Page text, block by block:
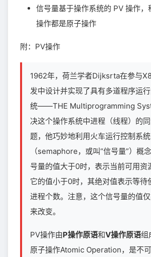
信号量基于操作系统的 PV 操作，
操作都是原子操作
附：PV操作
1962年，荷兰学者Dijksrta在参与
发中设计并实现了具有多道程序运
统——THE Multiprogramming
决这个操作系统中进程（线程）的
题，他巧妙地利用火车运行控制系统
（semaphore，或叫“信号量”）概
号量的值大于0时，表示当前可用资
它的值小于0时，其绝对值表示等待
进程个数。注意，这个信号量的值
来改变。
PV操作由P操作原语和V操作原语组
原子操作Atomic Operation，是不